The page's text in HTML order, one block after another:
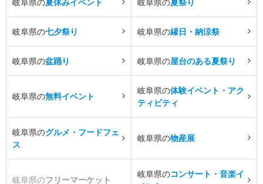
岐阜県の七夕祭り 岐阜県の縁日・納涼祭
岐阜県の盆踊り 岐阜県の屋台のある夏祭り
岐阜県の無料イベント
岐阜県の体験イベント・アク
ティビティ
岐阜県のグルメ・フードフェ
ス
岐阜県の物産展
岐阜県のフリーマーケット
岐阜県のコンサート・音楽イ